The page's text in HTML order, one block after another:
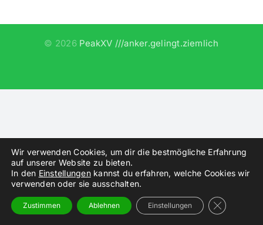
© 2026 PeakXV ///anker.gelingt.ziemlich
Wir verwenden Cookies, um dir die bestmögliche Erfahrung
auf unserer Website zu bieten.
In den Einstellungenkannst du erfahren, welche Cookies wir
verwenden oder sie ausschalten.
Zustimmen Ablehnen Einstellungen GDPR